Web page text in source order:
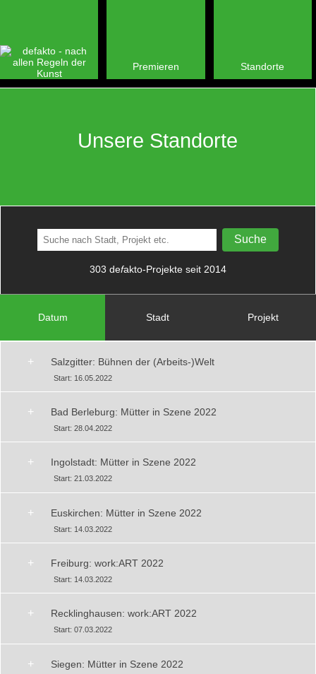
Premieren Standorte
Unsere Standorte
303 defakto-Projekte seit 2014
Datum Stadt Projekt
+ Salzgitter: Bühnen der (Arbeits-)Welt
Start: 16.05.2022
+ Bad Berleburg: Mütter in Szene 2022
Start: 28.04.2022
+ Ingolstadt: Mütter in Szene 2022
Start: 21.03.2022
+ Euskirchen: Mütter in Szene 2022
Start: 14.03.2022
+ Freiburg: work:ART 2022
Start: 14.03.2022
+ Recklinghausen: work:ART 2022
Start: 07.03.2022
+ Siegen: Mütter in Szene 2022